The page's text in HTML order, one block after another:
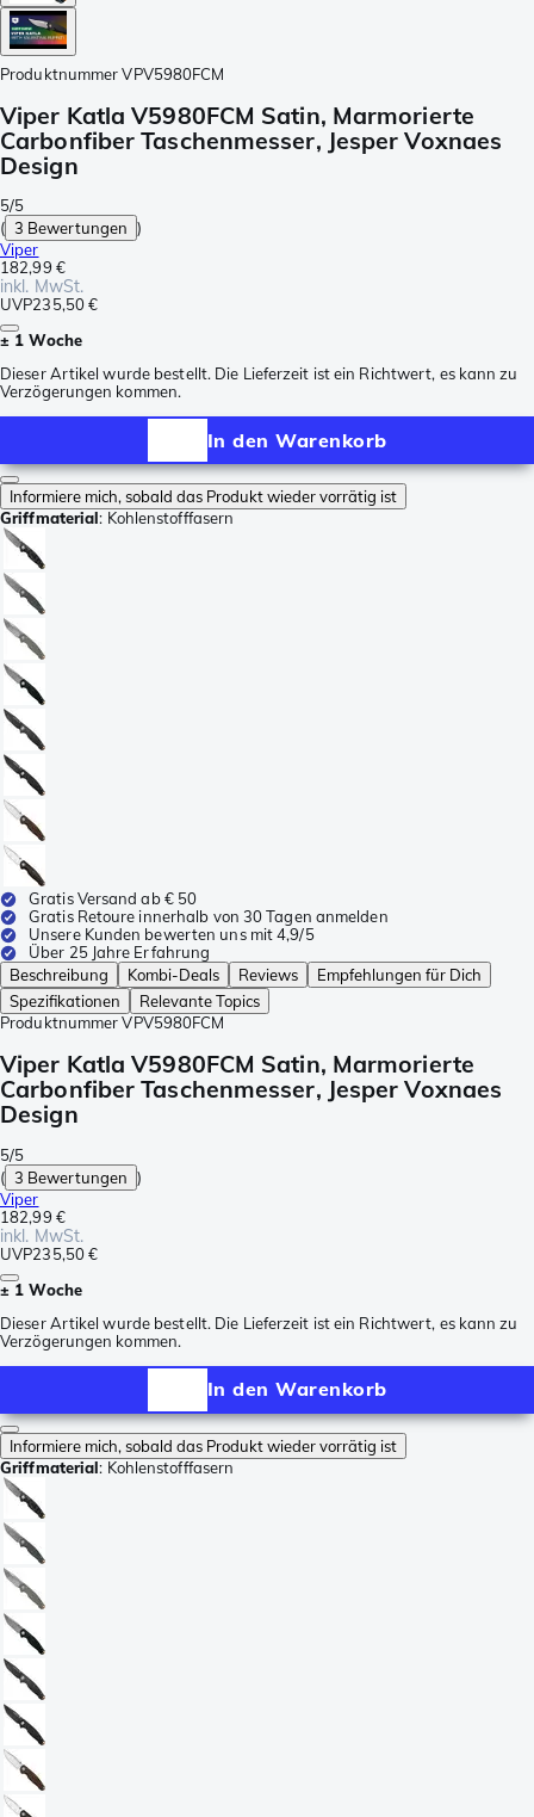
Produktnummer VPV5980FCM
Viper Katla V5980FCM Satin, Marmorierte
Carbonfiber Taschenmesser, Jesper Voxnaes
Design
5/5
( 3 Bewertungen )
Viper
182,99 €
inkl. MwSt.
UVP235,50 €
± 1 Woche
Dieser Artikel wurde bestellt. Die Lieferzeit ist ein Richtwert, es kann zu
Verzögerungen kommen.
In den Warenkorb
Informiere mich, sobald das Produkt wieder vorrätig ist
Griffmaterial: Kohlenstofffasern
Gratis Versand ab € 50
Gratis Retoure innerhalb von 30 Tagen anmelden
Unsere Kunden bewerten uns mit 4,9/5
Über 25 Jahre Erfahrung
Beschreibung
Kombi-Deals Reviews
Empfehlungen für Dich
Spezifikationen
Relevante Topics
Produktnummer VPV5980FCM
Viper Katla V5980FCM Satin, Marmorierte
Carbonfiber Taschenmesser, Jesper Voxnaes
Design
5/5
( 3 Bewertungen )
Viper
182,99 €
inkl. MwSt.
UVP235,50 €
± 1 Woche
Dieser Artikel wurde bestellt. Die Lieferzeit ist ein Richtwert, es kann zu
Verzögerungen kommen.
In den Warenkorb
Informiere mich, sobald das Produkt wieder vorrätig ist
Griffmaterial: Kohlenstofffasern